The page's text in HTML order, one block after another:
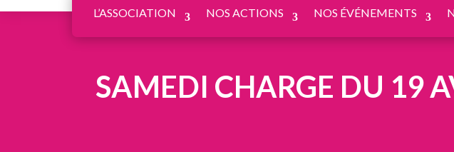
L’ASSOCIATION NOS ACTIONS NOS ÉVÉNEMENTS
SAMEDI CHARGE DU 19